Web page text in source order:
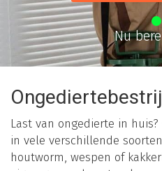
Nu
Last van ongedierte in
in vele verschillende
houtworm, wespen of